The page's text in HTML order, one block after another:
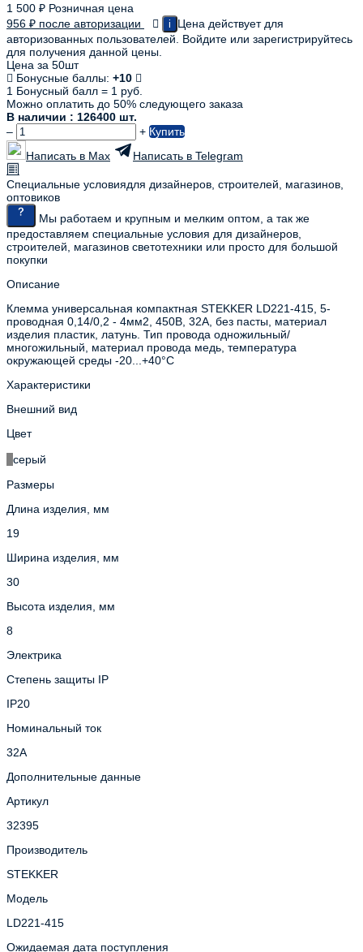
1 500 ₽ Розничная цена
956 ₽ после авторизации i
Цена действует для
авторизованных пользователей. Войдите или зарегистрируйтесь
для получения данной цены.
Цена за 50шт
Бонусные баллы: +10
1 Бонусный балл = 1 руб.
Можно оплатить до 50% следующего заказа
В наличии : 126400 шт.
–
+ Купить
Написать в Max
Написать в Telegram
Специальные условиядля дизайнеров, строителей, магазинов,
оптовиков
Мы работаем и крупным и мелким оптом, а так же
предоставляем специальные условия для дизайнеров,
строителей, магазинов светотехники или просто для большой
покупки
Описание
Клемма универсальная компактная STEKKER LD221-415, 5-
проводная 0,14/0,2 - 4мм2, 450В, 32А, без пасты, материал
изделия пластик, латунь. Тип провода одножильный/
многожильный, материал провода медь, температура
окружающей среды -20...+40°C
Характеристики
Внешний вид
Цвет
серый
Размеры
Длина изделия, мм
19
Ширина изделия, мм
30
Высота изделия, мм
8
Электрика
Степень защиты IP
IP20
Номинальный ток
32А
Дополнительные данные
Артикул
32395
Производитель
STEKKER
Модель
LD221-415
Ожидаемая дата поступления